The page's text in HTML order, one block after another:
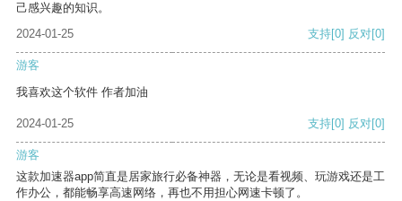
己感兴趣的知识。
2024-01-25
支持[0] 反对[0]
游客
我喜欢这个软件 作者加油
2024-01-25 支持[0] 反对[0]
游客
这款加速器app简直是居家旅行必备神器，无论是看视频、玩游戏还是工
作办公，都能畅享高速网络，再也不用担心网速卡顿了。